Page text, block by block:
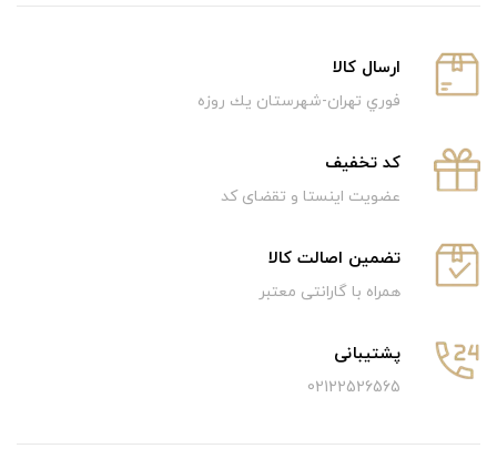
ارسال كالا
فوري تهران-شهرستان يك روزه
كد تخفيف
عضویت اینستا و تقضای کد
تضمین اصالت کالا
همراه با گارانتی معتبر
پشتیبانی
02122526565